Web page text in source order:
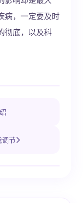
病，一定要及时
彻底，以及科
调节